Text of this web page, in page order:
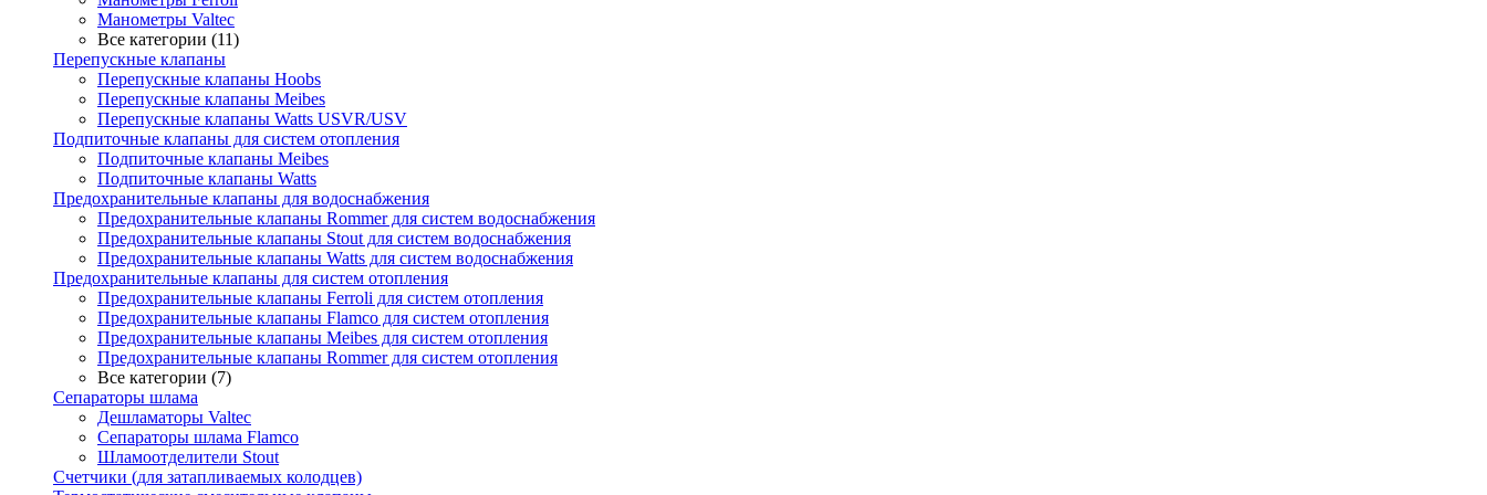
Манометры Valtec
Все категории (11)
Перепускные клапаны
Перепускные клапаны Hoobs
Перепускные клапаны Meibes
Перепускные клапаны Watts USVR/USV
Подпиточные клапаны для систем отопления
Подпиточные клапаны Meibes
Подпиточные клапаны Watts
Предохранительные клапаны для водоснабжения
Предохранительные клапаны Rommer для систем водоснабжения
Предохранительные клапаны Stout для систем водоснабжения
Предохранительные клапаны Watts для систем водоснабжения
Предохранительные клапаны для систем отопления
Предохранительные клапаны Ferroli для систем отопления
Предохранительные клапаны Flamco для систем отопления
Предохранительные клапаны Meibes для систем отопления
Предохранительные клапаны Rommer для систем отопления
Все категории (7)
Сепараторы шлама
Дешламаторы Valtec
Сепараторы шлама Flamco
Шламоотделители Stout
Счетчики (для затапливаемых колодцев)